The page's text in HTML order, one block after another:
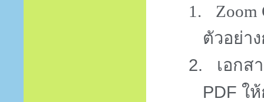
1.
Zoom
ตัวอย่า
2.
เอกส
PDF ใ